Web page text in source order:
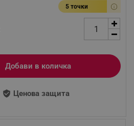
5 точки
Добави в количка
Ценова защита